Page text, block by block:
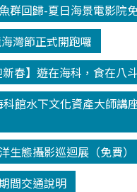
群回歸-夏日海景電影院
灣節正式開跑囉
新春】遊在海科，食在八斗
館水下文化資產大師講
態攝影巡迴展（免費）
間交通說明